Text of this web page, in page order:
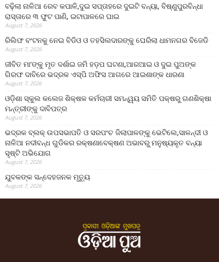
ବଢ଼ିଲା ନାଳିଆ ରେବ କପାଳି,ଦୁଇ ସପ୍ତାହରେ ଦୁଇଟି ବନ୍ୟା, ବିଷ୍ଣୁପୁରବିନ୍ଧା
ରାସ୍ତାରେ ୩ ଫୁଟ ପାଣି, ଇଟାପାଳରେ ଘାଇ
August 7, 2026
ରିଲିଫ ବଂଟନକୁ ନେଇ ବିଡିଓ ଓ ତହସିଲଦାରଙ୍କୁ ଘେରିଲା ଧାମନଗର ବିଜେଡି
August 7, 2026
ଜୀବିତ ମା’ଙ୍କୁ ମୃତ ଦର୍ଶାଇ ଜମି ହଡ଼ପ ଘଟଣା,ଆରଆଇ ଓ ଦୁଇ ପୁଅଙ୍କ
ଗିରଫ ଦାବିରେ ଭଦ୍ରକ ଏସ୍‌ପି ଅଫିସ ଆଗରେ ଆଇଶାଙ୍କ ଧାରଣା
August 7, 2026
ଓଡ଼ିଶା ସ୍କୁଲ କଲେଜ ଶିକ୍ଷକ କର୍ମଚାରୀ ସମନ୍ୱୟ ସମିତି ପକ୍ଷରୁ ଗଣଶିକ୍ଷା
ମନ୍ତ୍ରୀଙ୍କୁ ଦାବିପତ୍ର
August 7, 2026
ଭଦ୍ରକ ବ୍ଲକ୍ ଉପସଭାପତି ଓ ସରପଂଚ ଜିଲାପାଳଙ୍କୁ ଭେଟିଲେ,ସାଳନ୍ଦୀ ଓ
ନାଳିଆ ନଦୀବନ୍ଧ ଗୁଡିକର ରକ୍ଷଣାବେକ୍ଷଣ ଅଭାବରୁ ମନୁଷ୍ୟକୃତ ବନ୍ୟା
ସୃଷ୍ଟି ଅଭିଯୋଗ
August 7, 2026
ଯୁବକଙ୍କ ସନ୍ଦେହଜନକ ମୃତ୍ୟୁ
August 7, 2026